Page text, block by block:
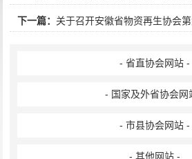
下一篇： 关于召开安徽省物资再生协会第六届
- 省直协会网站 -
- 国家及外省协会网
- 市县协会网站 -
- 其他网站 -